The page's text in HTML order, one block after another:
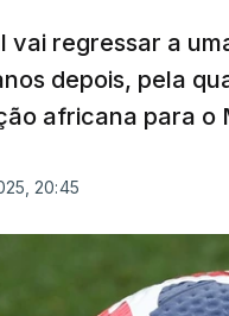
vai regressar a
depois, pela
africana para o
20:45